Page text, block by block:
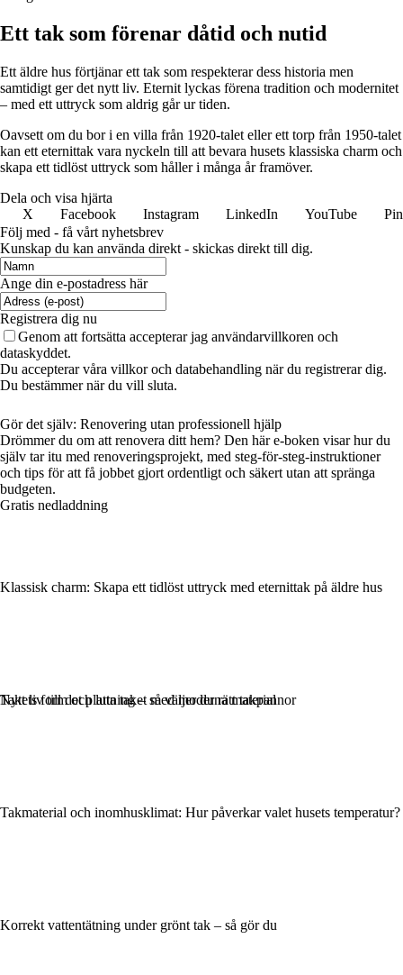
Ett tak som förenar dåtid och nutid
Ett äldre hus förtjänar ett tak som respekterar dess historia men
samtidigt ger det nytt liv. Eternit lyckas förena tradition och modernitet
– med ett uttryck som aldrig går ur tiden.
Oavsett om du bor i en villa från 1920-talet eller ett torp från 1950-talet
kan ett eternittak vara nyckeln till att bevara husets klassiska charm och
skapa ett tidlöst uttryck som håller i många år framöver.
Dela och visa hjärta
X
Facebook Instagram LinkedIn YouTube
Följ med - få vårt nyhetsbrev
Kunskap du kan använda direkt - skickas direkt till dig.
Ange din e-postadress här
Registrera dig nu
Genom att fortsätta accepterar jag användarvillkoren och
dataskyddet.
Du accepterar våra villkor och databehandling när du registrerar dig.
Du bestämmer när du vill sluta.
Gör det själv: Renovering utan professionell hjälp
Drömmer du om att renovera ditt hem? Den här e-boken visar hur du
själv tar itu med renoveringsprojekt, med steg-för-steg-instruktioner
och tips för att få jobbet gjort ordentligt och säkert utan att spränga
budgeten.
Gratis nedladdning
Klassisk charm: Skapa ett tidlöst uttryck med eternittak på äldre hus
Takets form och lutning – så väljer du rätt takpannor
Takmaterial och inomhusklimat: Hur påverkar valet husets temperatur?
Korrekt vattentätning under grönt tak – så gör du
Nytt liv till det platta taket med moderna material